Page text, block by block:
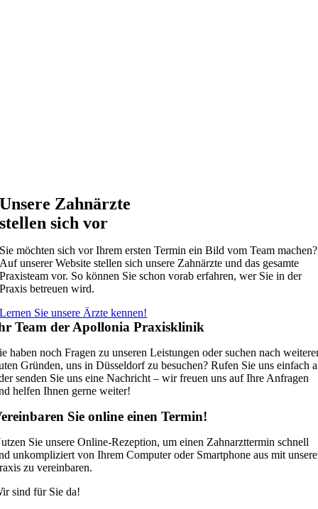
Unsere Zahnärzte
stellen sich vor
Sie möchten sich vor Ihrem ersten Termin ein Bild vom Team machen?
Auf unserer Website stellen sich unsere Zahnärzte und das gesamte
Praxisteam vor. So können Sie schon vorab erfahren, wer Sie in der
Praxis betreuen wird.
Lernen Sie unsere Ärzte kennen!
Team der Apollonia Praxisklinik
haben noch Fragen zu unseren Leistungen oder suchen nach
Gründen, uns in Düsseldorf zu besuchen? Rufen Sie uns einfach
senden Sie uns eine Nachricht – wir freuen uns auf Ihre Anfragen
helfen Ihnen gerne weiter!
Sie online einen Termin!
Sie unsere Online-Rezeption, um einen Zahnarzttermin schnell
unkompliziert von Ihrem Computer oder Smartphone aus mit
zu vereinbaren.
sind für Sie da!